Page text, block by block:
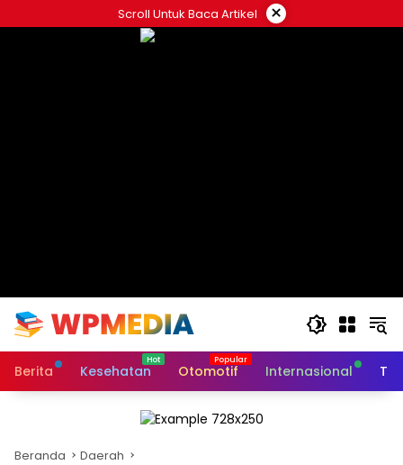
ke
Scroll Untuk Baca Artikel ×
Berita Kesehatan Otomotif Internasional
Beranda Daerah